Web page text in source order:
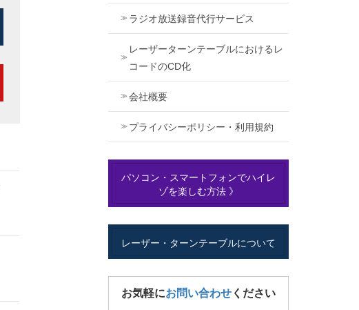
ラジオ放送録音代行サービス
レーザーターンテーブルにおけるレ
コードのCD化
会社概要
プライバシーポリシー・利用規約
パソコン・スマートフォンでハイレ
ゾを楽しむ方法 》
レーザー・ターンテーブルについて
お気軽にお問い合わせください